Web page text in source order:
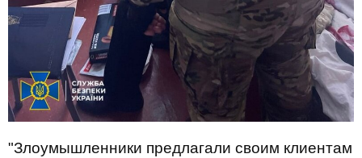
"Злоумышленники предлагали своим клиентам